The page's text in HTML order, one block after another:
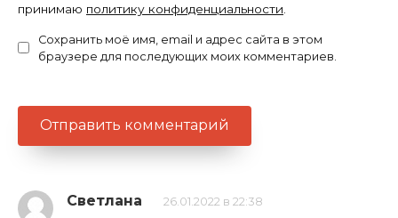
принимаю политику конфиденциальности
Сохранить моё имя, email и адрес сайта в этом
браузере для последующих моих комментариев.
Светлана 26.01.2022 в 22:38